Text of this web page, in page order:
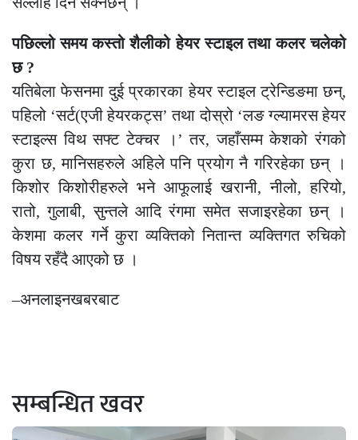
पछिल्लो समय कस्तो शैलीको हेयर स्टाइल तथा कलर चलेको
छ ?
यतिबेला फेसनमा दुई प्रकारका हेयर स्टाइल ट्रेन्डिङमा छन्,
पहिलो ‘सर्ट(एजी हेयरकट्स’ तथा दोस्रो ‘लङ ग्ल्यामरस हेयर
स्टाइल्स विथ सफ्ट टेक्चर ।’ तर, जहाँसम्म केशको रंगको
कुरा छ, मानिसहरुले अहिले पनि प्रयोग नै गरिरहेका छन् ।
किशोर किशोरीहरुले भने आफूलाई खरानी, नीलो, हरियो,
रातो, गुलाबी, सुन्तले आदि रंगमा समेत सजाइरहेका छन् ।
केशमा कलर गर्ने कुरा व्यक्तिको नितान्त व्यक्तिगत रुचिको
विषय रहँदै आएको छ ।
–अनलाइनखबरबाट
सम्बन्धित खवर